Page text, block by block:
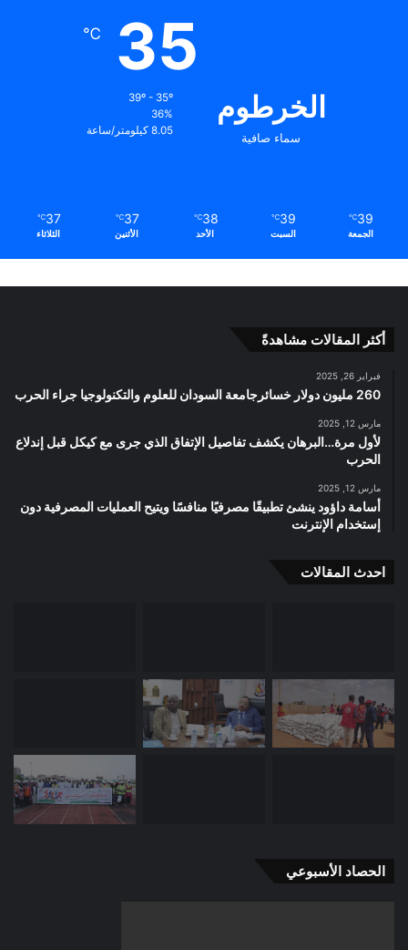
الخرطوم
سماء صافية
35
℃
39º - 35º
36%
8.05 كيلومتر/ساعة
39
℃
الجمعة
39
℃
السبت
38
℃
الأحد
37
℃
الأثنين
37
℃
الثلاثاء
أكثر المقالات مشاهدةً
فبراير 26, 2025
260 مليون دولار خسائرجامعة السودان للعلوم والتكنولوجيا جراء الحرب
مارس 12, 2025
لأول مرة…البرهان يكشف تفاصيل الإتفاق الذي جرى مع كيكل قبل إندلاع
الحرب
مارس 12, 2025
أسامة داؤود ينشئ تطبيقًا مصرفيًا منافسًا ويتيح العمليات المصرفية دون
إستخدام الإنترنت
احدث المقالات
الحصاد الأسبوعي